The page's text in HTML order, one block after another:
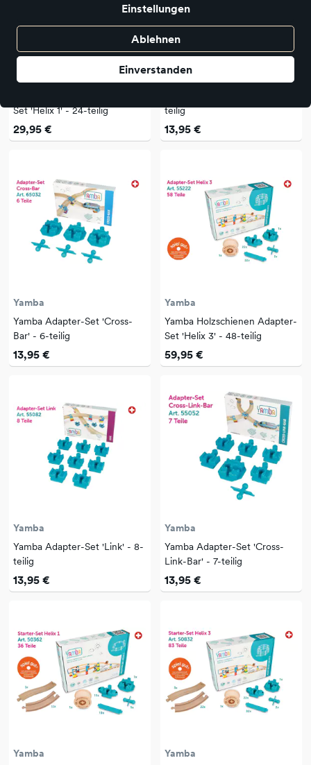
Einstellungen
Ablehnen
Einverstanden
Yamba
Set 'Helix 1' - 24-teilig
29,95 €
Yamba
teilig
13,95 €
Yamba
Yamba Adapter-Set 'Cross-
Bar' - 6-teilig
13,95 €
Yamba
Yamba Holzschienen Adapter-
Set 'Helix 3' - 48-teilig
59,95 €
Yamba
Yamba Adapter-Set 'Link' - 8-
teilig
13,95 €
Yamba
Yamba Adapter-Set 'Cross-
Link-Bar' - 7-teilig
13,95 €
Yamba Yamba